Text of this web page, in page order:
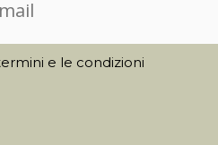
e le condizioni